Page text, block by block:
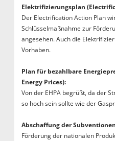
Elektrifizierungsplan
Der Electrification Action Plan
Schlüsselmaßnahme zur
angesehen. Auch die
Vorhaben.
Plan für bezahlbare
Energy Prices):
Von der EHPA begrüßt, da der
so hoch sein sollte wie der
Abschaffung der
Förderung der nationalen